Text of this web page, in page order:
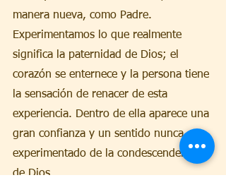
manera nueva, como Padre.
Experimentamos lo que realmente
significa la paternidad de Dios; el
corazón se enternece y la persona tiene
la sensación de renacer de esta
experiencia. Dentro de ella aparece una
gran confianza y un sentido nunca
experimentado de la condescendencia
de Dios.